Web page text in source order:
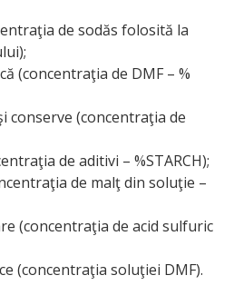
de sodăs folosită la
(concentraţia de DMF – %
conserve (concentraţia de
de aditivi – %STARCH);
de malţ din soluţie –
(concentraţia de acid sulfuric
(concentraţia soluţiei DMF).